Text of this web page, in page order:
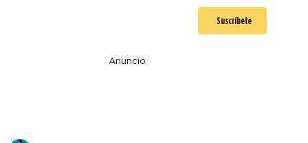
Suscríbete
Anuncio